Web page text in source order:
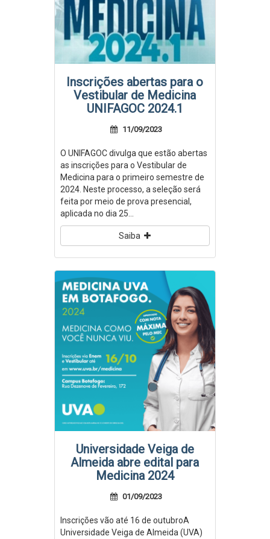
Inscrições abertas para o
Vestibular de Medicina
UNIFAGOC 2024.1
11/09/2023
O UNIFAGOC divulga que estão abertas
as inscrições para o Vestibular de
Medicina para o primeiro semestre de
2024. Neste processo, a seleção será
feita por meio de prova presencial,
aplicada no dia 25...
Saiba
Universidade Veiga de
Almeida abre edital para
Medicina 2024
01/09/2023
Inscrições vão até 16 de outubroA
Universidade Veiga de Almeida (UVA)